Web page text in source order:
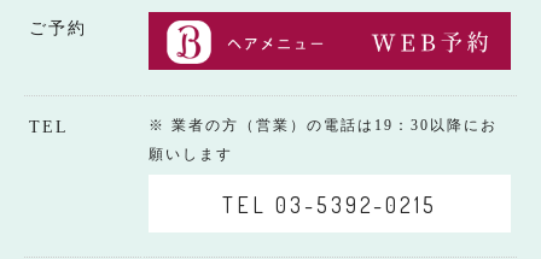
ご予約
TEL
※ 業者の方（営業）の電話は19：30以降にお
願いします
TEL 03-5392-0215